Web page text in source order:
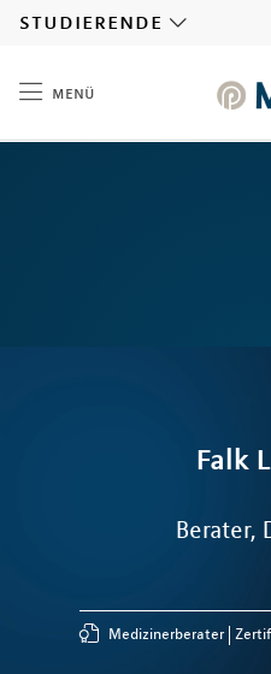
studierende
menü
Falk
Berater,
Medizinerberater